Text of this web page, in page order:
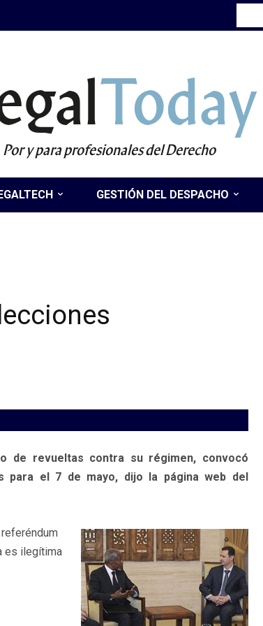
Today
Por y para profesionales del Derecho
GESTIÓN DEL DESPACHO
de revueltas contra su régimen, convocó
para el 7 de mayo, dijo la página web del
es ilegítima